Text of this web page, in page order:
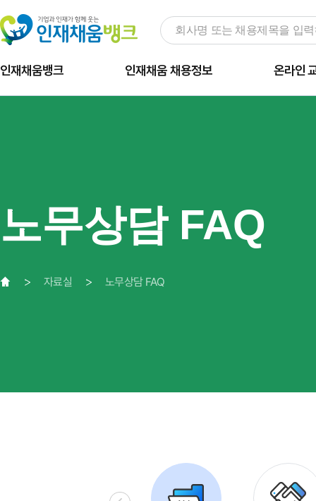
인재채움뱅크 인재채움 채용정보 온라인
노무상담 FAQ
자료실 노무상담 FAQ